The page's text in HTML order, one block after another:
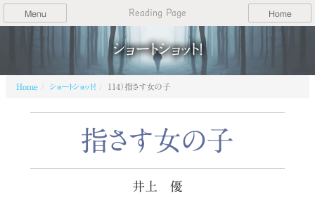
Menu Home
Reading Page
ショートショット！
Home ショートショット！ 114）指さす女の子
指さす女の子
井上 優